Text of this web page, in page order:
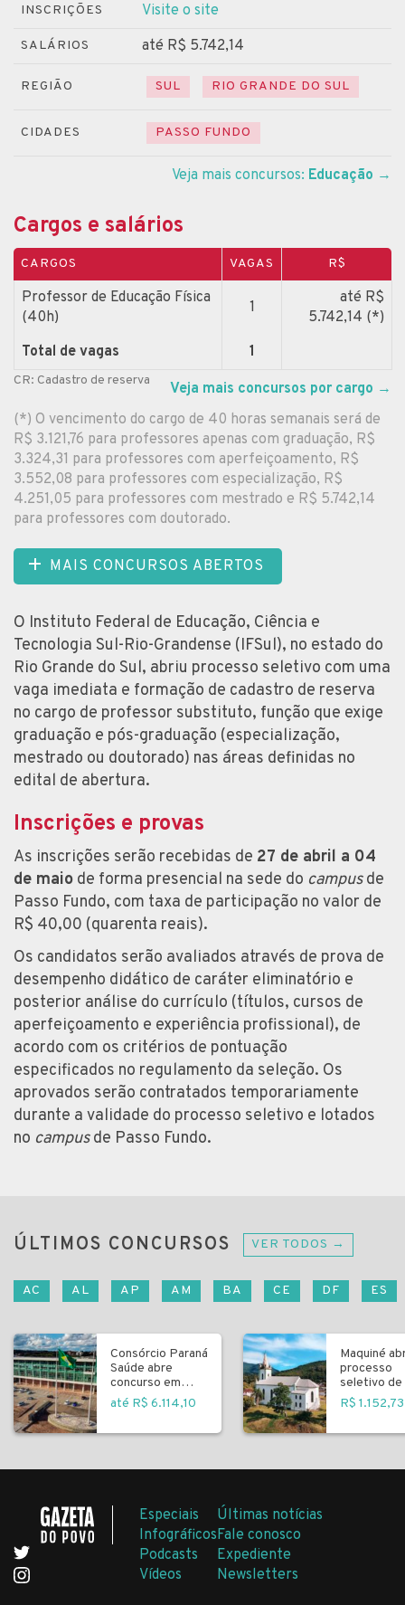
INSCRIÇÕES Visite o site
SALÁRIOS até R$ 5.742,14
REGIÃO SUL RIO GRANDE DO SUL
CIDADES PASSO FUNDO
Veja mais concursos: Educação →
Cargos e salários
CARGOS VAGAS R$
Professor de Educação Física
(40h)
1
até R$
5.742,14 (*)
Total de vagas
1
CR: Cadastro de reserva Veja mais concursos por cargo →
(*) O vencimento do cargo de 40 horas semanais será de
R$ 3.121,76 para professores apenas com graduação, R$
3.324,31 para professores com aperfeiçoamento, R$
3.552,08 para professores com especialização, R$
4.251,05 para professores com mestrado e R$ 5.742,14
para professores com doutorado.
MAIS CONCURSOS ABERTOS
O Instituto Federal de Educação, Ciência e
Tecnologia Sul-Rio-Grandense (IFSul), no estado do
Rio Grande do Sul, abriu processo seletivo com uma
vaga imediata e formação de cadastro de reserva
no cargo de professor substituto, função que exige
graduação e pós-graduação (especialização,
mestrado ou doutorado) nas áreas definidas no
edital de abertura.
Inscrições e provas
As inscrições serão recebidas de 27 de abril a 04
de maio de forma presencial na sede do campusde
Passo Fundo, com taxa de participação no valor de
R$ 40,00 (quarenta reais).
Os candidatos serão avaliados através de prova de
desempenho didático de caráter eliminatório e
posterior análise do currículo (títulos, cursos de
aperfeiçoamento e experiência profissional), de
acordo com os critérios de pontuação
especificados no regulamento da seleção. Os
aprovados serão contratados temporariamente
durante a validade do processo seletivo e lotados
no campusde Passo Fundo.
ÚLTIMOS CONCURSOS VER TODOS →
AC AL AP AM BA CE DF ES
Consórcio Paraná
Saúde abre
concurso em
Curitiba
até R$ 6.114,10
Maquiné
processo
seletivo de
R$ 1.152,73
Especiais
Infográficos
Podcasts
Vídeos
Últimas notícias
Fale conosco
Expediente
Newsletters